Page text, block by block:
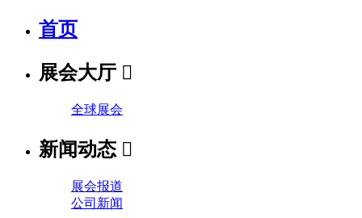
首页
展会大厅 
全球展会
新闻动态 
展会报道
公司新闻